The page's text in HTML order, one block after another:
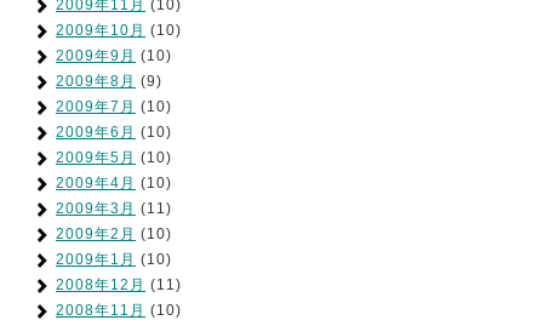
2009年11月 (10)
2009年10月 (10)
2009年9月 (10)
2009年8月 (9)
2009年7月 (10)
2009年6月 (10)
2009年5月 (10)
2009年4月 (10)
2009年3月 (11)
2009年2月 (10)
2009年1月 (10)
2008年12月 (11)
2008年11月 (10)